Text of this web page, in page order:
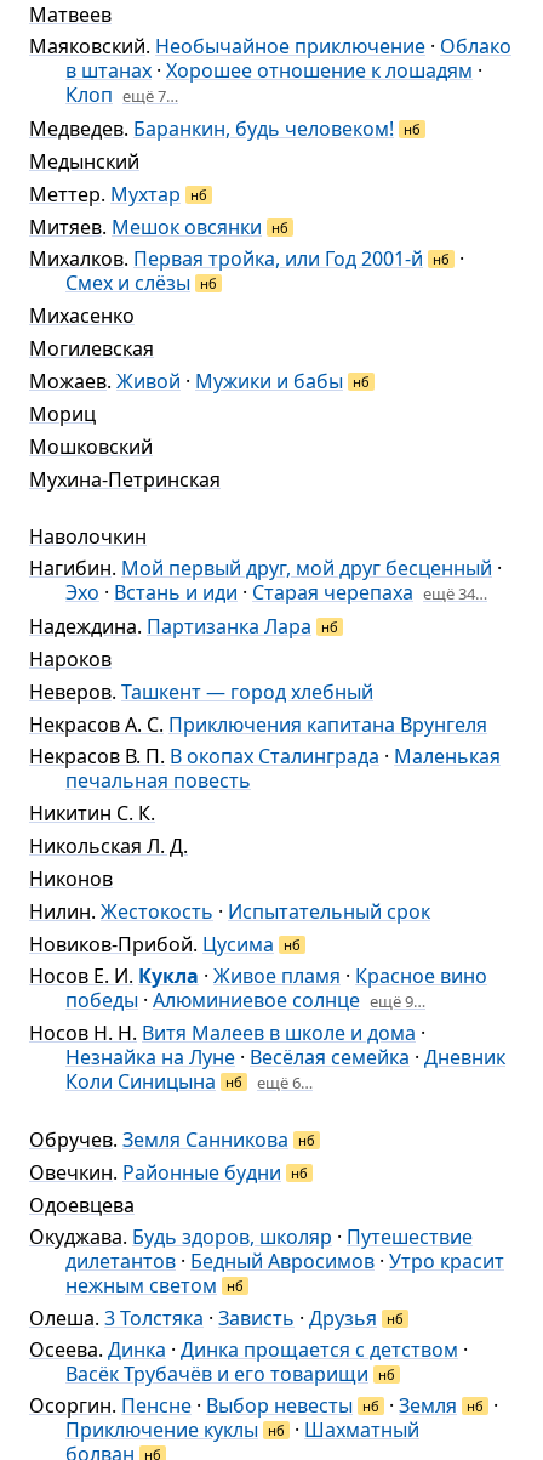
Матвеев
Маяковский. Необычайное приключение · Облако
в штанах · Хорошее отношение к лошадям ·
Клоп ещё 7…
Медведев. Баранкин, будь человеком! нб
Медынский
Меттер. Мухтар нб
Митяев. Мешок овсянки нб
Михалков. Первая тройка, или Год 2001-й нб
·
Смех и слёзы нб
Михасенко
Могилевская
Можаев. Живой · Мужики и бабы нб
Мориц
Мошковский
Мухина-Петринская
Наволочкин
Нагибин. Мой первый друг, мой друг бесценный ·
Эхо · Встань и иди · Старая черепаха ещё 34…
Надеждина. Партизанка Лара нб
Нароков
Неверов. Ташкент — город хлебный
Некрасов А. С. Приключения капитана Врунгеля
Некрасов В. П. В окопах Сталинграда · Маленькая
печальная повесть
Никитин С. К.
Никольская Л. Д.
Никонов
Нилин. Жестокость · Испытательный срок
Новиков-Прибой. Цусима нб
Носов Е. И. Кукла · Живое пламя · Красное вино
победы · Алюминиевое солнце ещё 9…
Носов Н. Н. Витя Малеев в школе и дома ·
Незнайка на Луне · Весёлая семейка · Дневник
Коли Синицына
нб ещё 6…
Обручев. Земля Санникова нб
Овечкин. Районные будни нб
Одоевцева
Окуджава. Будь здоров, школяр · Путешествие
дилетантов · Бедный Авросимов · Утро красит
нежным светом
нб
Олеша. 3 Толстяка · Зависть · Друзья нб
Осеева. Динка · Динка прощается с детством ·
Васёк Трубачёв и его товарищи
нб
Осоргин. Пенсне · Выбор невесты нб · Земля нб
·
Приключение куклы нб · Шахматный
болван
нб